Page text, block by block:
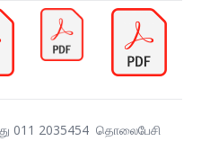
011 2035454 தொலைபேசி